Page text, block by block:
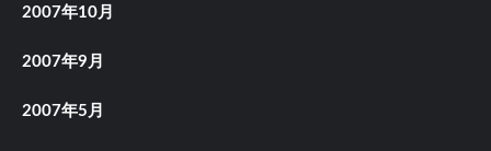
2007年10月
2007年9月
2007年5月